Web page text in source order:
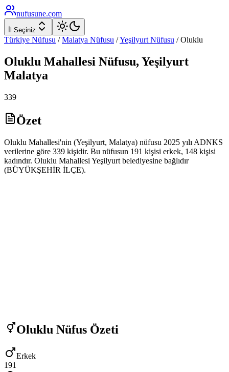
nufusune.com
İl Seçiniz
Türkiye Nüfusu / Malatya Nüfusu /Yeşilyurt Nüfusu /Oluklu
Oluklu Mahallesi Nüfusu, Yeşilyurt
Malatya
339
Özet
Oluklu Mahallesi'nin (Yeşilyurt, Malatya) nüfusu 2025 yılı ADNKS
verilerine göre 339 kişidir. Bu nüfusun 191 kişisi erkek, 148 kişisi
kadındır. Oluklu Mahallesi Yeşilyurt belediyesine bağlıdır
(BÜYÜKŞEHİR İLÇE).
Oluklu Nüfus Özeti
Erkek
191